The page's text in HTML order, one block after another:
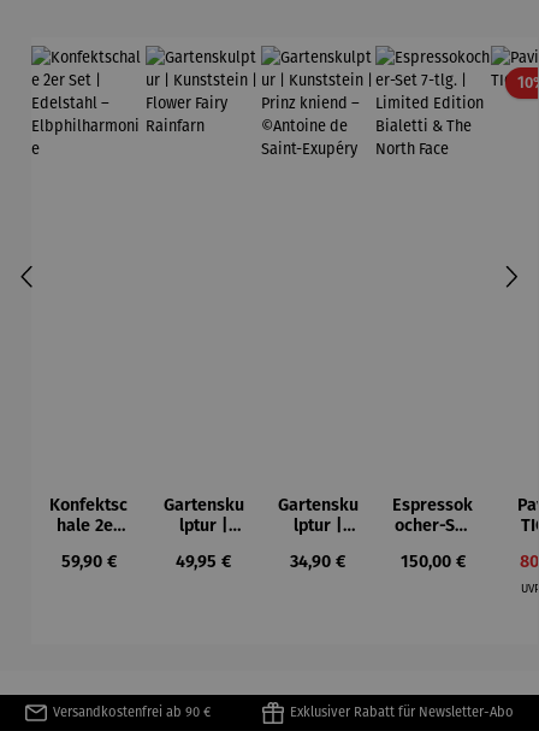
Konfektsc
hale 2er
Edelstahl
Regulärer Preis:
59,90 €
Gartensku
lptur |
| Flower
Regulärer Preis:
49,95 €
Gartensku
lptur |
| Prinz
Regulärer Preis:
34,90 €
Espressok
ocher-Set
Limited
Regulärer Preis:
150,00 €
Versandkostenfrei ab 90 € Exklusiver Rabatt für Newsletter-Abo